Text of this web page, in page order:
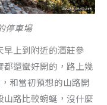
停車場
上到附近的酒莊參
還蠻好開的，路上幾
和當初預想的山路開
路比較蜿蜒，沒什麼